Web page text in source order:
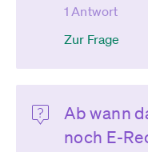
1 Antwort
Zur Frage
Ab wann
noch E-